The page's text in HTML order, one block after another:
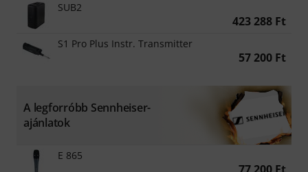
SUB2
423 288 Ft
S1 Pro Plus Instr. Transmitter
57 200 Ft
A legforróbb Sennheiser-
ajánlatok
E 865